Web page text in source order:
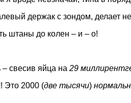
держак с зондом, делает
штаны до колен – и – о!
– свесив яйца на 29
Это 2000 (две тысячи)